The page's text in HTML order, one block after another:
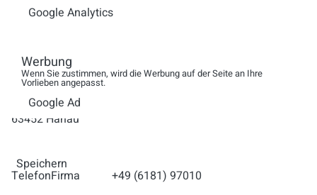
Ansprechpartner inkl. Kontaktdaten und
Grutzeck-Software GmbH
Herr Markus Grutzeck
Hessen-Homburg-Platz 1
63452 Hanau
TelefonFirma
+49 (6181) 97010
Google Analytics
Werbung
Wenn Sie zustimmen, wird die Werbung auf der Seite an Ihre
Vorlieben angepasst.
Google Ad
Speichern